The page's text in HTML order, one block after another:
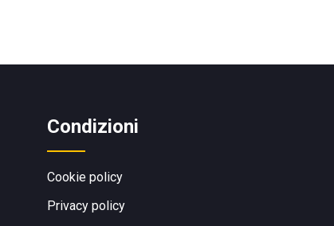
Condizioni
Cookie policy
Privacy policy